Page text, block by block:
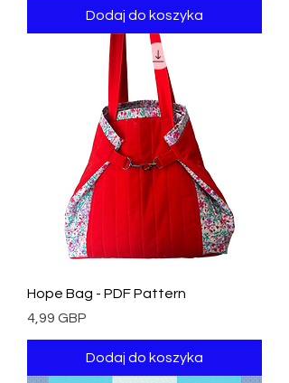
Dodaj do koszyka
Hope Bag - PDF Pattern
Cena
4,99 GBP
Dodaj do koszyka